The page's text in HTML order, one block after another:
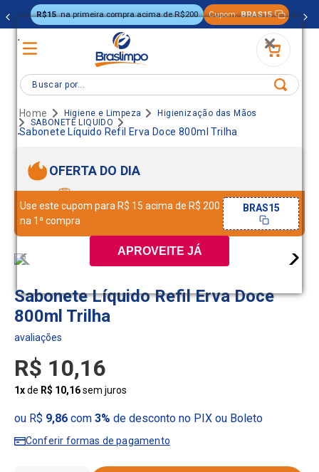
.
.
APROVEITE JÁ
R$15 na primeira compra acima de R$200 Cupom: BRAS15
Buscar por...
Higiene e Limpeza
Higienização das Mãos
SABONETE LIQUIDO
Sabonete Líquido Refil Erva Doce 800ml Trilha
OFERTA DO DIA
Use este cupom para R$ 15 acima de R$ 200
na 1ª compra
BRAS15
Sabonete Líquido Refil Erva Doce
800ml Trilha
R$ 10,16
1xde R$ 10,16sem juros
ou R$ 9,86com 3% de desconto no PIX ou Boleto
Conferir formas de pagamento